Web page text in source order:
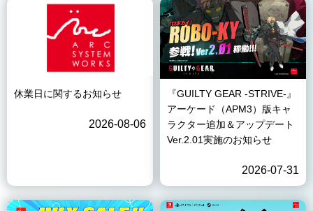
休業日に関するお知らせ
2026-08-06
『GUILTY GEAR -STRIVE-』
アーケード（APM3）版キャ
ラクター追加＆アップデート
Ver.2.01実施のお知らせ
2026-07-31